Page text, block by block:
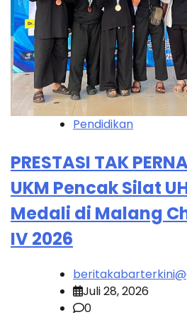
Pendidikan
PRESTASI TAK
UKM Pencak Silat
Medali di Malang
IV 2026
Juli 28, 2026
0